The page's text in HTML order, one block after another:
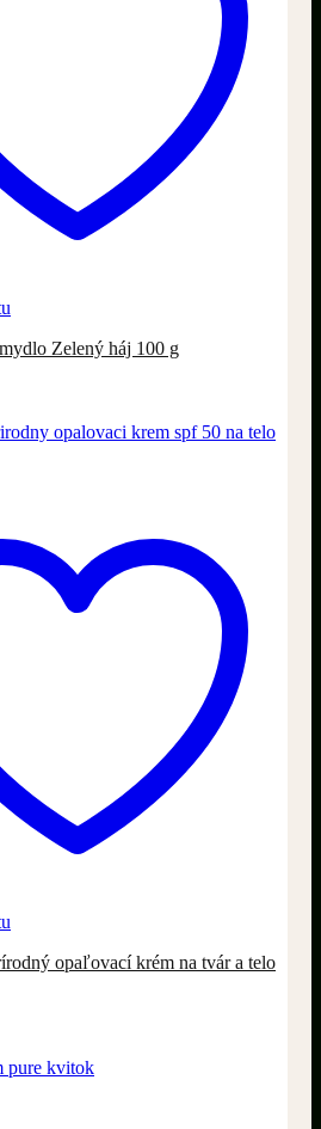
Zelený háj 100 g
opaľovací krém na tvár a telo